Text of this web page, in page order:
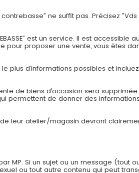
ne suffit pas. Précisez
est un service. Il est
pour proposer une vente, vous êtes
plus d’informations possibles et
de biens d’occasion sera
permettent de donner des
leur atelier/magasin devront
MP. Si un sujet ou un message (tout
ou tout autre contenu qui peut